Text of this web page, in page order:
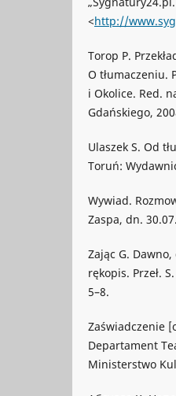
<http://
Torop P.
O tłumaczeniu.
i Okolice. Red.
Gdańskiego,
Ulaszek S. Od
Toruń:
Wywiad.
Zaspa, dn.
Zając G.
rękopis. Przeł.
5–8.
Zaświadczenie
Departament
Ministerstwo